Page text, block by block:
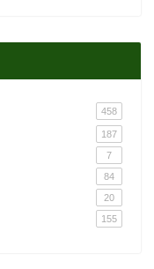
458
187
7
84
20
155